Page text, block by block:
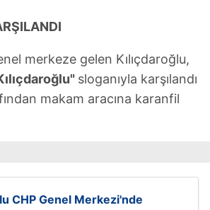
merkeze gelen Kılıçdaroğlu,
sloganıyla karşılandı
makam aracına karanfil
CHP Genel Merkezi'nde